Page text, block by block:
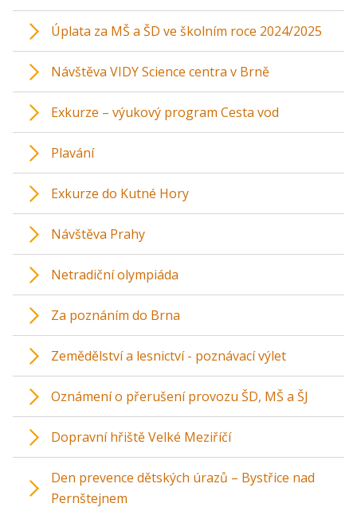
Úplata za MŠ a ŠD ve školním roce 2024/2025
Návštěva VIDY Science centra v Brně
Exkurze – výukový program Cesta vod
Plavání
Exkurze do Kutné Hory
Návštěva Prahy
Netradiční olympiáda
Za poznáním do Brna
Zemědělství a lesnictví - poznávací výlet
Oznámení o přerušení provozu ŠD, MŠ a ŠJ
Dopravní hřiště Velké Meziříčí
Den prevence dětských úrazů – Bystřice nad
Pernštejnem